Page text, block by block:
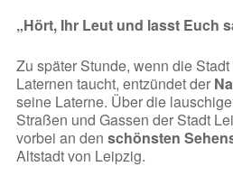
„Hört, Ihr Leut und lasst Euch
Zu später Stunde, wenn die
Laternen taucht, entzündet der
seine Laterne. Über die
Straßen und Gassen der Stadt
vorbei an den schönsten
Altstadt von Leipzig.